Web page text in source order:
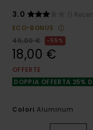
3.0
(1
ECO-BONUS
40,00 €
55%
18,00 €
OFFERTE
DOPPIA OFFERTA 25%
Colori Aluminum